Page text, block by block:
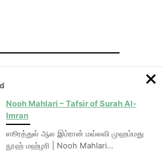
Islamic Lectures
mp3 tamil bayans
Nooh Mahlari – Tafsir of Surah Al-
Imran
ஸூரத்துல் ஆல இம்ரான் மவ்லவி முஹம்மது
நூஹ் மஹ்ழரி | Nooh Mahlari…